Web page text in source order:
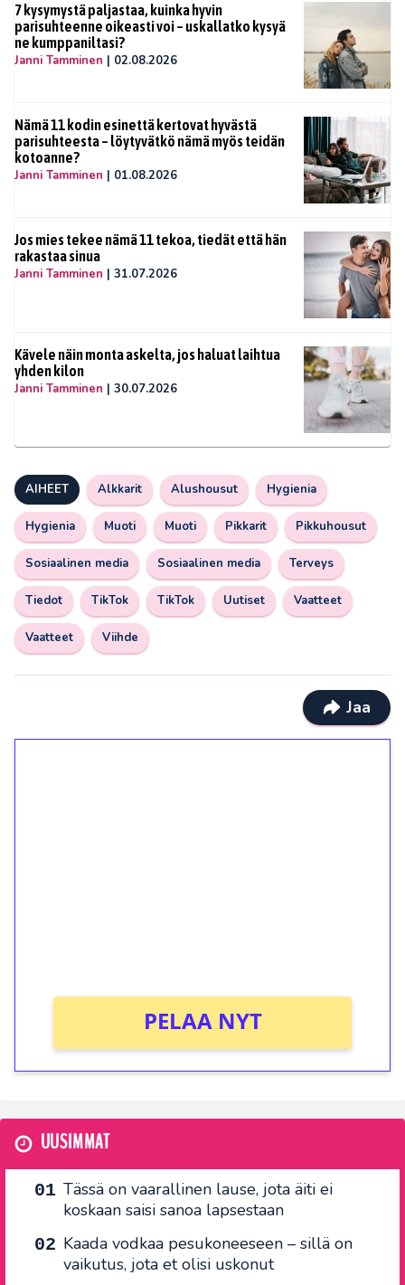
7 kysymystä paljastaa, kuinka hyvin
parisuhteenne oikeasti voi – uskallatko kysyä
ne kumppaniltasi?
Janni Tamminen | 02.08.2026
Nämä 11 kodin esinettä kertovat hyvästä
parisuhteesta – löytyvätkö nämä myös teidän
kotoanne?
Janni Tamminen | 01.08.2026
Jos mies tekee nämä 11 tekoa, tiedät että hän
rakastaa sinua
Janni Tamminen | 31.07.2026
Kävele näin monta askelta, jos haluat laihtua
yhden kilon
Janni Tamminen | 30.07.2026
AIHEET Alkkarit Alushousut Hygienia
Hygienia Muoti Muoti Pikkarit Pikkuhousut
Sosiaalinen media Sosiaalinen media Terveys
Tiedot TikTok TikTok Uutiset Vaatteet
Vaatteet Viihde
Jaa
PELAA NYT
UUSIMMAT
Tässä on vaarallinen lause, jota äiti ei
koskaan saisi sanoa lapsestaan
Kaada vodkaa pesukoneeseen – sillä on
vaikutus, jota et olisi uskonut